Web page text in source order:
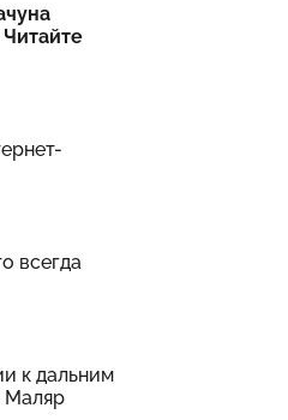
всегда
к дальним
Маляр